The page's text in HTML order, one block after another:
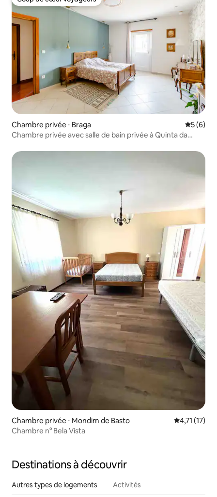
Coup de cœur voyageurs
Chambre privée ⋅ Braga
5 (6)
Chambre privée avec salle de bain privée à Quinta da
Chambre privée ⋅ Mondim de Basto Évaluation
4,71 (17)
Chambre n° Bela Vista
Destinations à découvrir
Autres types de logements Activités